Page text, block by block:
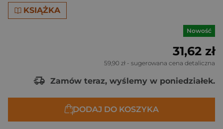
KSIĄŻKA
Nowość
31,62 zł
59,90 zł - sugerowana cena detaliczna
Zamów teraz, wyślemy w poniedziałek.
DODAJ DO KOSZYKA